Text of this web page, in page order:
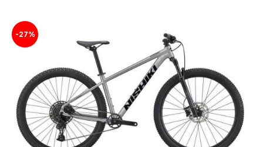
-27%